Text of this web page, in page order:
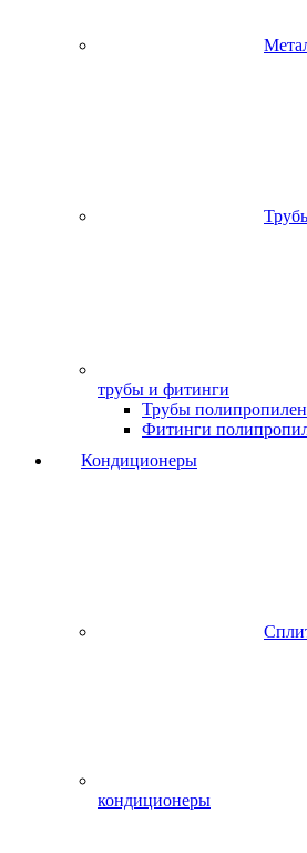
трубы и фитинги
Трубы
Фитинги
Кондиционеры
кондиционеры